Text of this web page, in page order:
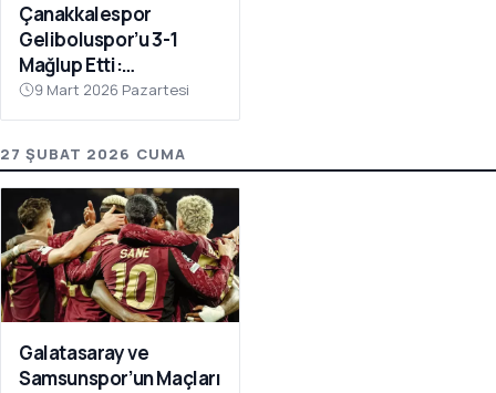
Çanakkalespor
Geliboluspor’u 3-1
Mağlup Etti:
Yenilmezlik Serisi 18
Maça Çıktı
9 Mart 2026 Pazartesi
27 ŞUBAT 2026 CUMA
Galatasaray ve
Samsunspor’un Maçları